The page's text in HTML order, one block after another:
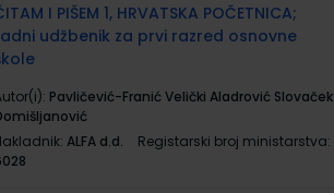
I PIŠEM 1, HRVATSKA POČETNICA;
udžbenik za prvi razred osnovne
Pavličević-Franić Velički Aladrović Slovaček
ALFA d.d.
Registarski broj ministarstva: